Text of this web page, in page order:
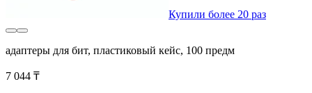
Купили более 20 раз
адаптеры для бит, пластиковый кейс, 100 предм
7 044 ₸